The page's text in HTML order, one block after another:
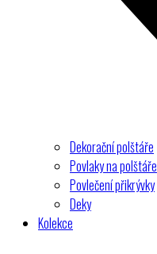
Dekorační polštáře
Povlaky na polštáře
Povlečení přikrývky
Deky
Kolekce